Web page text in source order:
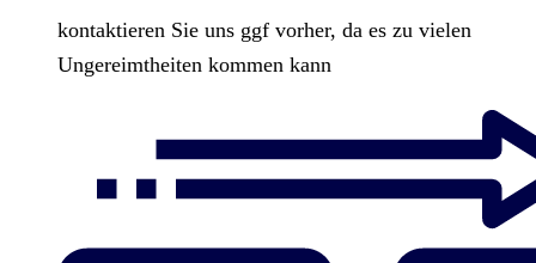
kontaktieren Sie uns ggf vorher, da es zu vielen
Ungereimtheiten kommen kann